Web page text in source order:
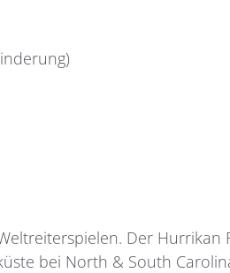
Der
bei North & South